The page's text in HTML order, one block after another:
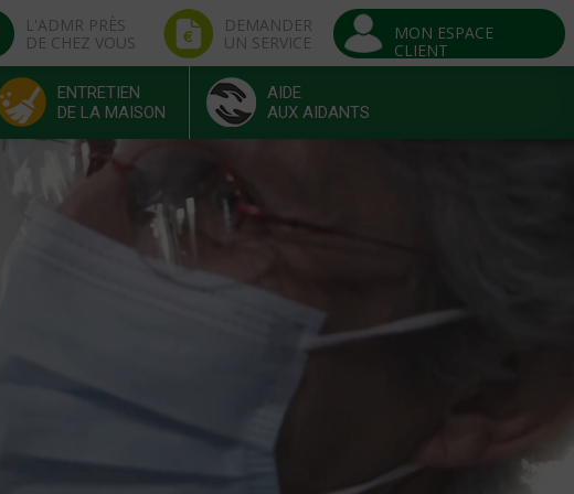
L'ADMR PRÈS
DE CHEZ VOUS
DEMANDER
UN SERVICE
MON ESPACE
CLIENT
ENTRETIEN
DE LA MAISON
AIDE
AUX AIDANTS